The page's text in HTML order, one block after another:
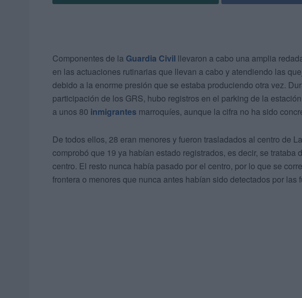
Componentes de la Guardia Civil llevaron a cabo una amplia
en las actuaciones rutinarias que llevan a cabo y atendiendo las
debido a la enorme presión que se estaba produciendo otra vez.
participación de los GRS, hubo registros en el parking de la
a unos 80 inmigrantes marroquíes, aunque la cifra no ha sido
De todos ellos, 28 eran menores y fueron trasladados al centro de
comprobó que 19 ya habían estado registrados, es decir, se trataba
centro. El resto nunca había pasado por el centro, por lo que se
frontera o menores que nunca antes habían sido detectados por las